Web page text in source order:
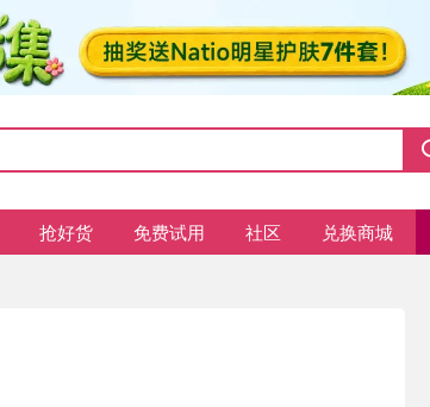
抢好货 免费试用 社区 兑换商城